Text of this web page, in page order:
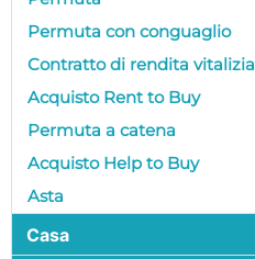
Permuta con conguaglio
Contratto di rendita vitalizia
Acquisto Rent to Buy
Permuta a catena
Acquisto Help to Buy
Asta
Casa